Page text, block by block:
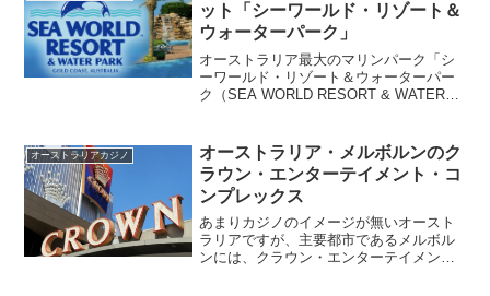
ット「シーワールド・リゾート＆
ウォーターパーク」
オーストラリア最大のマリンパーク「シ
ーワールド・リゾート＆ウォーターパー
ク（SEA WORLD RESORT & WATER
曲芸などの動物のショーや、水上スキー
の...
オーストラリアカジノ
オーストラリア・メルボルンのク
ラウン・エンターテイメント・コ
ンプレックス
あまりカジノのイメージが無いオースト
ラリアですが、主要都市であるメルボル
ンには、クラウン・エンターテイメン